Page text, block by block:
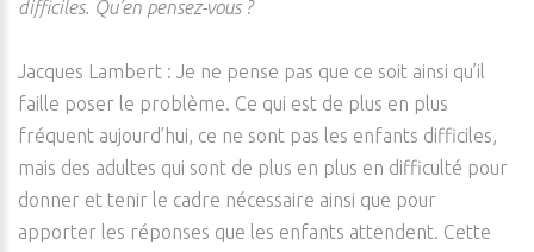
difficiles. Qu’en pensez-vous ?
Jacques Lambert : Je ne pense pas que ce soit ainsi qu’il
faille poser le problème. Ce qui est de plus en plus
fréquent aujourd’hui, ce ne sont pas les enfants difficiles,
mais des adultes qui sont de plus en plus en difficulté pour
donner et tenir le cadre nécessaire ainsi que pour
apporter les réponses que les enfants attendent. Cette